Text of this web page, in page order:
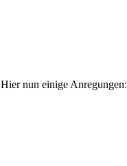
nun einige Anregungen: